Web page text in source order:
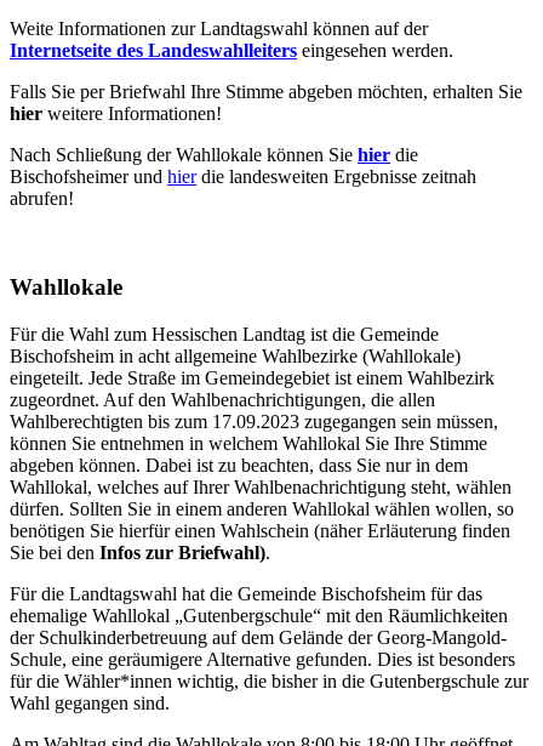
Weite Informationen zur Landtagswahl können auf der
Internetseite des Landeswahlleiters eingesehen werden.
Falls Sie per Briefwahl Ihre Stimme abgeben möchten, erhalten Sie
hier weitere Informationen!
Nach Schließung der Wahllokale können Sie hier die
Bischofsheimer und hierdie landesweiten Ergebnisse zeitnah
abrufen!
Wahllokale
Für die Wahl zum Hessischen Landtag ist die Gemeinde
Bischofsheim in acht allgemeine Wahlbezirke (Wahllokale)
eingeteilt. Jede Straße im Gemeindegebiet ist einem Wahlbezirk
zugeordnet. Auf den Wahlbenachrichtigungen, die allen
Wahlberechtigten bis zum 17.09.2023 zugegangen sein müssen,
können Sie entnehmen in welchem Wahllokal Sie Ihre Stimme
abgeben können. Dabei ist zu beachten, dass Sie nur in dem
Wahllokal, welches auf Ihrer Wahlbenachrichtigung steht, wählen
dürfen. Sollten Sie in einem anderen Wahllokal wählen wollen, so
benötigen Sie hierfür einen Wahlschein (näher Erläuterung finden
Sie bei den Infos zur Briefwahl).
Für die Landtagswahl hat die Gemeinde Bischofsheim für das
ehemalige Wahllokal „Gutenbergschule“ mit den Räumlichkeiten
der Schulkinderbetreuung auf dem Gelände der Georg-Mangold-
Schule, eine geräumigere Alternative gefunden. Dies ist besonders
für die Wähler*innen wichtig, die bisher in die Gutenbergschule zur
Wahl gegangen sind.